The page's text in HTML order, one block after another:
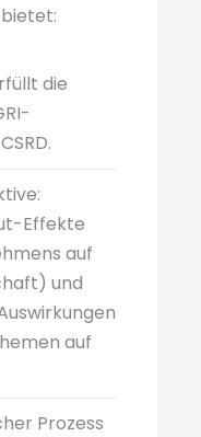
die
Effekte
auf
und
auf
Prozess